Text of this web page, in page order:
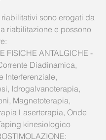
sono erogati da
riabilitazione e possono
FISICHE ANTALGICHE -
Diadinamica,
Interferenziale,
Idrogalvanoterapia,
Magnetoterapia,
Laserterapia, Onde
kinesiologico